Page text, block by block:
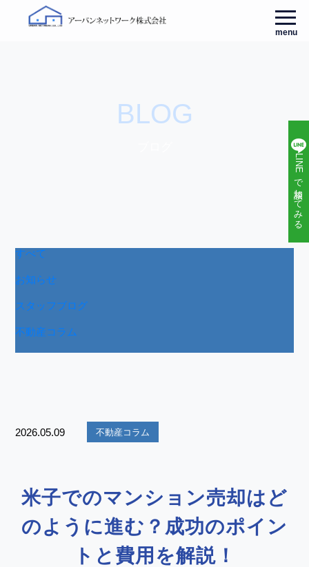
menu
LINEで相談してみる
BLOG
すべて
お知らせ
スタッフブログ
不動産コラム
米子でのマンション売却はど
のように進む？成功のポイン
トと費用を解説！
不動産コラム
2026.05.09